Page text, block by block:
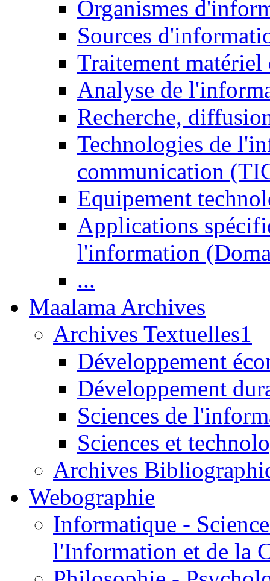
Organismes
Sources
Traitement matériel
Analyse de
Recherche,
Technologies de
communication
Equipement
Applications
l'information
...
Maalama Archives
Archives Textuelles1
Développement
Développement
Sciences de
Sciences et
Archives
Webographie
Informatique -
l'Information et de la